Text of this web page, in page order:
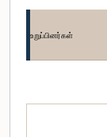
உறுப்பினர்கள்